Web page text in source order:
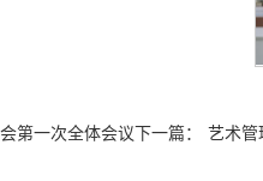
第一次全体会议 下一篇： 艺术管